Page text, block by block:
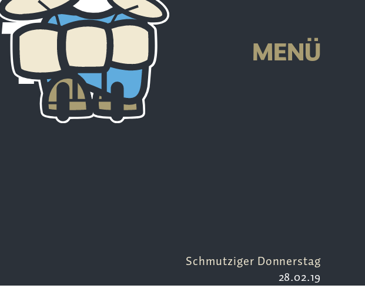
MENÜ
Schmutziger Donnerstag
28.02.19